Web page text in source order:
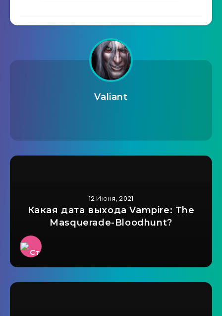
Valiant
12 Июня, 2021
Какая дата выхода Vampire: The
Masquerade-Bloodhunt?